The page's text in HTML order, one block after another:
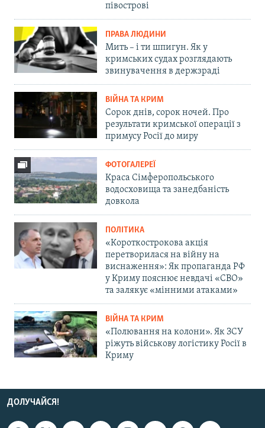
півострові
ПРАВА ЛЮДИНИ
Мить – і ти шпигун. Як у
кримських судах розглядають
звинувачення в держзраді
ВІЙНА ТА КРИМ
Сорок днів, сорок ночей. Про
результати кримської операції з
примусу Росії до миру
ФОТОГАЛЕРЕЇ
Краса Сімферопольського
водосховища та занедбаність
довкола
ПОЛІТИКА
«Короткострокова акція
перетворилася на війну на
виснаження»: Як пропаганда РФ
у Криму пояснює невдачі «СВО»
та залякує «мінними атаками»
ВІЙНА ТА КРИМ
«Полювання на колони». Як ЗСУ
ріжуть військову логістику Росії в
Криму
ДОЛУЧАЙСЯ!